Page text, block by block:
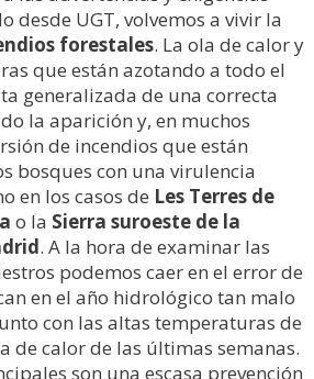
desde UGT, volvemos a vivir la
forestales. La ola de calor y
que están azotando a todo el
generalizada de una correcta
la aparición y, en muchos
de incendios que están
bosques con una virulencia
en los casos de Les Terres de
o la Sierra suroeste de la
. A la hora de examinar las
podemos caer en el error de
en el año hidrológico tan malo
con las altas temperaturas de
de calor de las últimas semanas.
son una escasa prevención